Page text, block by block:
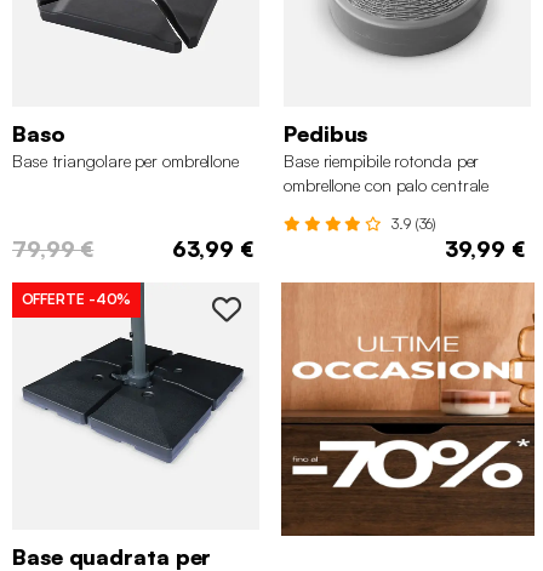
Baso
Base triangolare per ombrellone
79,99 € 63,99 €
Pedibus
Base riempibile rotonda per
ombrellone con palo centrale
3.9 (36)
39,99 €
OFFERTE -40%
Base quadrata per